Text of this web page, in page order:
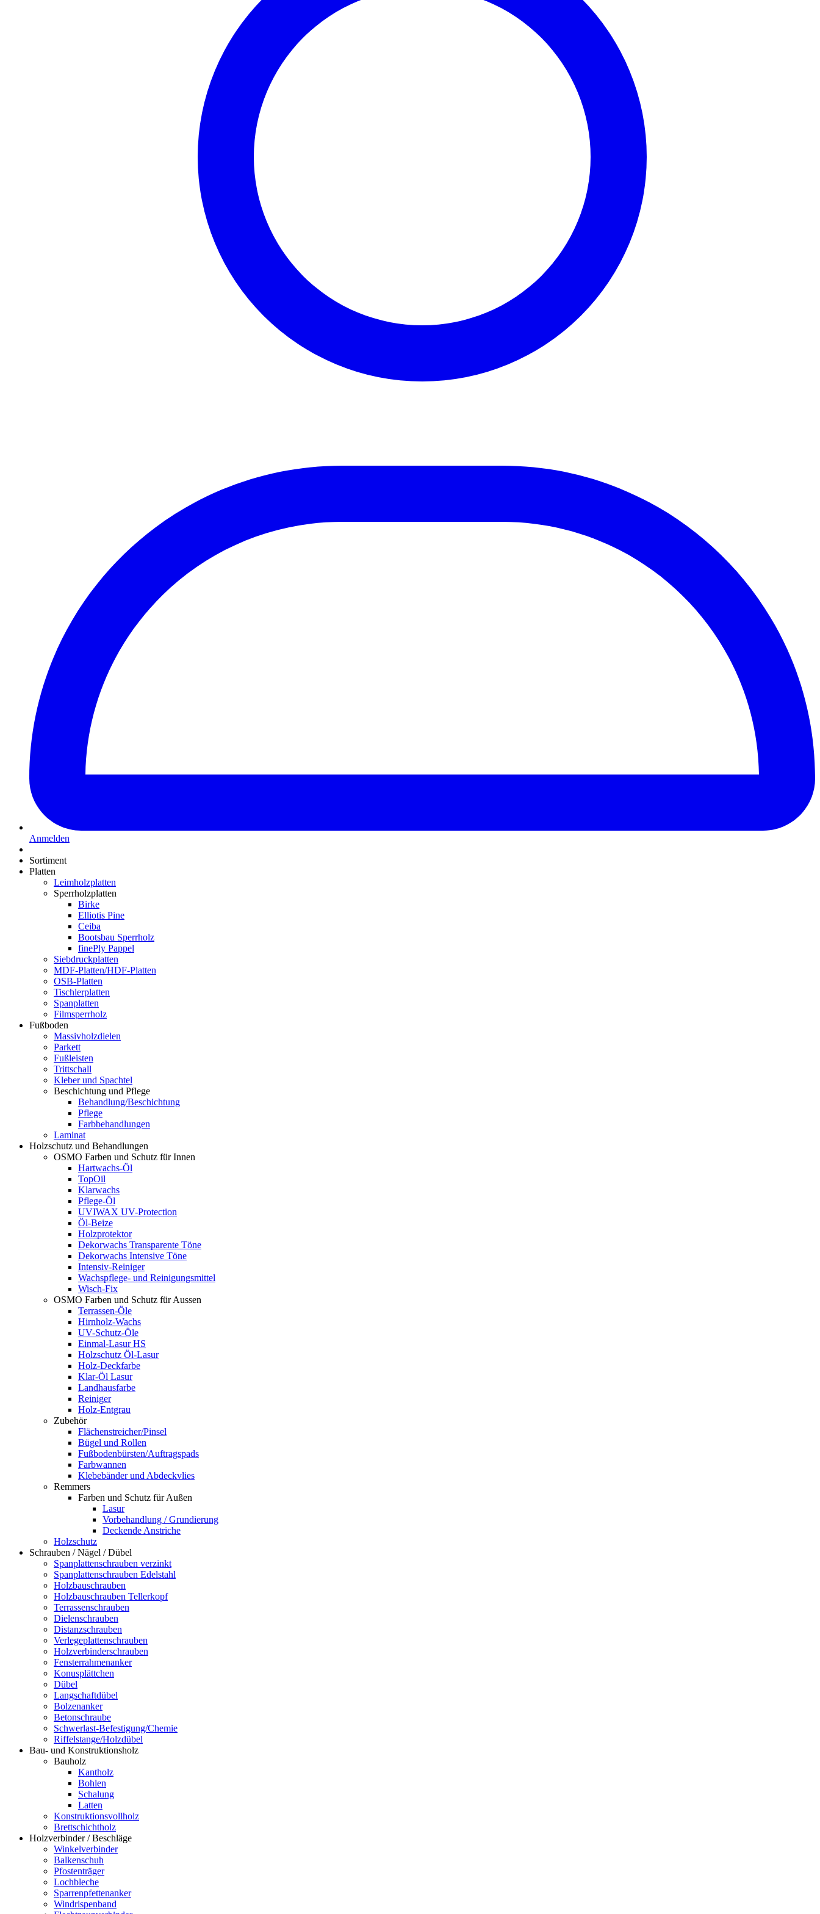
Anmelden
Sortiment
Platten
Leimholzplatten
Sperrholzplatten
Birke
Elliotis Pine
Ceiba
Bootsbau Sperrholz
finePly Pappel
Siebdruckplatten
MDF-Platten/HDF-Platten
OSB-Platten
Tischlerplatten
Spanplatten
Filmsperrholz
Fußboden
Massivholzdielen
Parkett
Fußleisten
Trittschall
Kleber und Spachtel
Beschichtung und Pflege
Behandlung/Beschichtung
Pflege
Farbbehandlungen
Laminat
Holzschutz und Behandlungen
OSMO Farben und Schutz für Innen
Hartwachs-Öl
TopOil
Klarwachs
Pflege-Öl
UVIWAX UV-Protection
Öl-Beize
Holzprotektor
Dekorwachs Transparente Töne
Dekorwachs Intensive Töne
Intensiv-Reiniger
Wachspflege- und Reinigungsmittel
Wisch-Fix
OSMO Farben und Schutz für Aussen
Terrassen-Öle
Hirnholz-Wachs
UV-Schutz-Öle
Einmal-Lasur HS
Holzschutz Öl-Lasur
Holz-Deckfarbe
Klar-Öl Lasur
Landhausfarbe
Reiniger
Holz-Entgrau
Zubehör
Flächenstreicher/Pinsel
Bügel und Rollen
Fußbodenbürsten/Auftragspads
Farbwannen
Klebebänder und Abdeckvlies
Remmers
Farben und Schutz für Außen
Lasur
Vorbehandlung / Grundierung
Deckende Anstriche
Holzschutz
Schrauben / Nägel / Dübel
Spanplattenschrauben verzinkt
Spanplattenschrauben Edelstahl
Holzbauschrauben
Holzbauschrauben Tellerkopf
Terrassenschrauben
Dielenschrauben
Distanzschrauben
Verlegeplattenschrauben
Holzverbinderschrauben
Fensterrahmenanker
Konusplättchen
Dübel
Langschaftdübel
Bolzenanker
Betonschraube
Schwerlast-Befestigung/Chemie
Riffelstange/Holzdübel
Bau- und Konstruktionsholz
Bauholz
Kantholz
Bohlen
Schalung
Latten
Konstruktionsvollholz
Brettschichtholz
Holzverbinder / Beschläge
Winkelverbinder
Balkenschuh
Pfostenträger
Lochbleche
Sparrenpfettenanker
Windrispenband